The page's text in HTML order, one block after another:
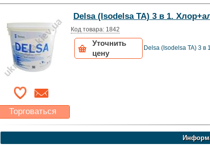
Торговаться
Какая цена Вас
устроит?
Delsa (Isodelsa TA) 3 в 1.
Код товара: 1842
Уточнить
цену
Delsa (Isodelsa TA) 3 в